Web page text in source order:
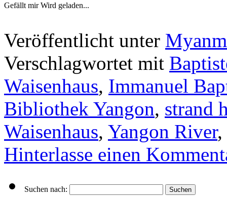
Gefällt mir Wird geladen...
Veröffentlicht unter
Verschlagwortet mit
Waisenhaus, Immanuel
Bibliothek Yangon, strand
Waisenhaus, Yangon River,
Hinterlasse einen
Suchen nach: